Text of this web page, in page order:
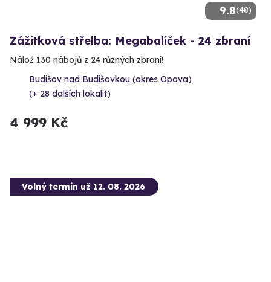
9.8(48)
Zážitková střelba: Megabalíček - 24 zbraní
Nálož 130 nábojů z 24 různých zbraní!
Budišov nad Budišovkou (okres Opava)
(+ 28 dalších lokalit)
4 999 Kč
Volný termín už 12. 08. 2026